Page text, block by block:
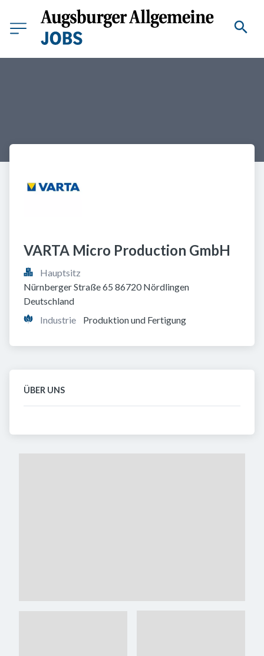
VARTA Micro Production GmbH
Hauptsitz
Nürnberger Straße 65 86720 Nördlingen
Deutschland
Industrie
Produktion und Fertigung
ÜBER UNS